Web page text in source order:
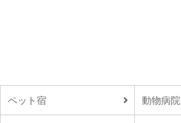
ペット宿 動物病院